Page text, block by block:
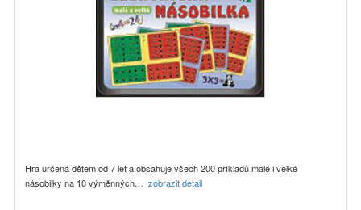
Hra určená dětem od 7 let a obsahuje všech 200 příkladů malé i velké
násobilky na 10 výměnných… zobrazit detail